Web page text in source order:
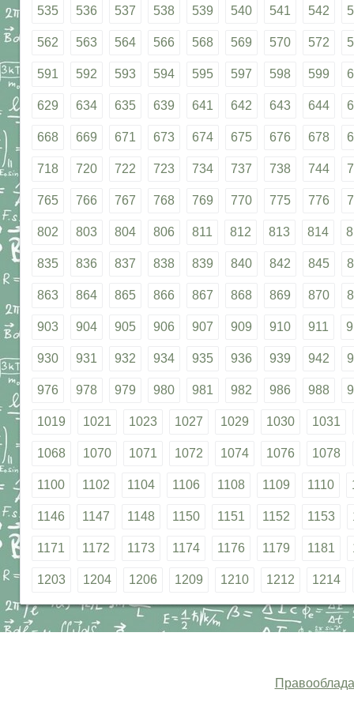
535 536 537 538 539 540 541 542
562 563 564 566 568 569 570 572
591 592 593 594 595 597 598 599
629 634 635 639 641 642 643 644
668 669 671 673 674 675 676 678
718 720 722 723 734 737 738 744
765 766 767 768 769 770 775 776
802 803 804 806 811 812 813 814
835 836 837 838 839 840 842 845
863 864 865 866 867 868 869 870
903 904 905 906 907 909 910 911
930 931 932 934 935 936 939 942
976 978 979 980 981 982 986 988
1019 1021 1023 1027 1029 1030 1031
1068 1070 1071 1072 1074 1076 1078
1100 1102 1104 1106 1108 1109 1110
1146 1147 1148 1150 1151 1152 1153
1171 1172 1173 1174 1176 1179 1181
1203 1204 1206 1209 1210 1212 1214